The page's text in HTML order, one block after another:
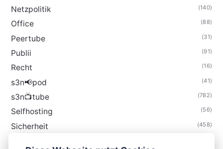
Netzpolitik (140)
Office (88)
Peertube (31)
Publii (91)
Recht (16)
s3n📢pod (41)
s3n📺tube (782)
Selfhosting (56)
Sicherheit (458)